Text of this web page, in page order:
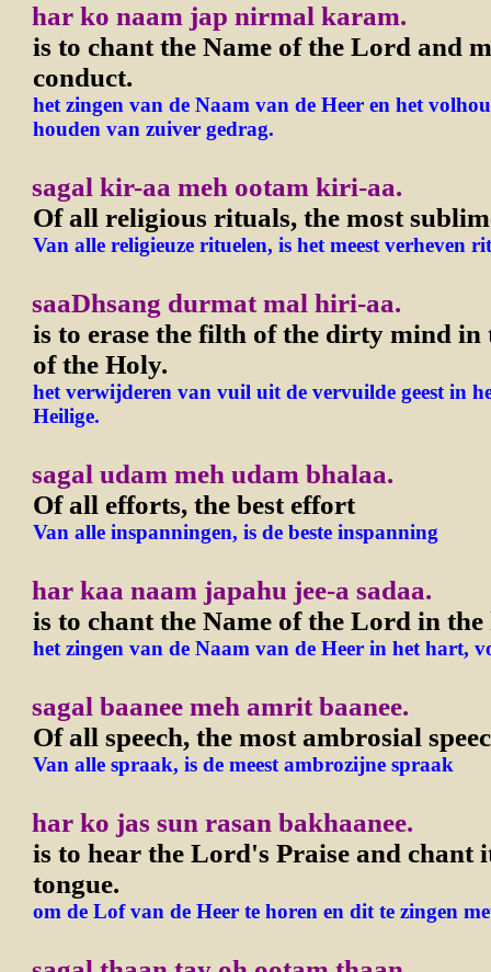
har ko naam jap nirmal karam.
is to chant the Name of the Lord and
conduct.
het zingen van de Naam van de Heer en het
houden van zuiver gedrag.
sagal kir-aa meh ootam kiri-aa.
Of all religious rituals, the most
Van alle religieuze rituelen, is het meest verheven
saaDhsang durmat mal hiri-aa.
is to erase the filth of the dirty mind in
of the Holy.
het verwijderen van vuil uit de vervuilde geest in
Heilige.
sagal udam meh udam bhalaa.
Of all efforts, the best effort
Van alle inspanningen, is de beste inspanning
har kaa naam japahu jee-a sadaa.
is to chant the Name of the Lord in
het zingen van de Naam van de Heer in het hart,
sagal baanee meh amrit baanee.
Of all speech, the most ambrosial
Van alle spraak, is de meest ambrozijne spraak
har ko jas sun rasan bakhaanee.
is to hear the Lord's Praise and chant
tongue.
om de Lof van de Heer te horen en dit te zingen